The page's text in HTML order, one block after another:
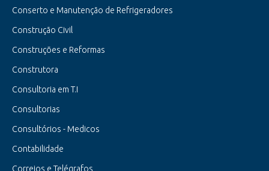
Conserto e Manutenção de Refrigeradores
Construção Civil
Construções e Reformas
Construtora
Consultoria em T.I
Consultorias
Consultórios - Medicos
Contabilidade
Correios e Telégrafos